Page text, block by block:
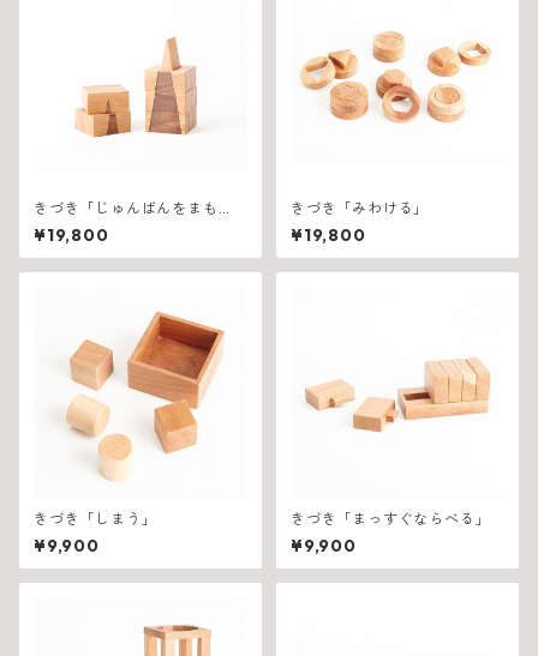
きづき「じゅんばんをまも
る」
¥19,800
きづき「みわける」
¥19,800
きづき「しまう」
¥9,900
きづき「まっすぐならべる」
¥9,900